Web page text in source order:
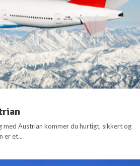
med Austrian kommer du hurtigt, sikkert og
er et...